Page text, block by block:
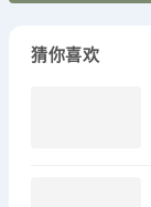
猜你喜欢